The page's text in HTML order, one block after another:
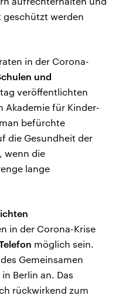
geschützt werden
raten in der Corona-
und
veröffentlichten
Akademie für Kinder-
befürchte
die Gesundheit der
wenn die
lange
in der Corona-Krise
möglich sein.
Gemeinsamen
Berlin an. Das
rückwirkend zum